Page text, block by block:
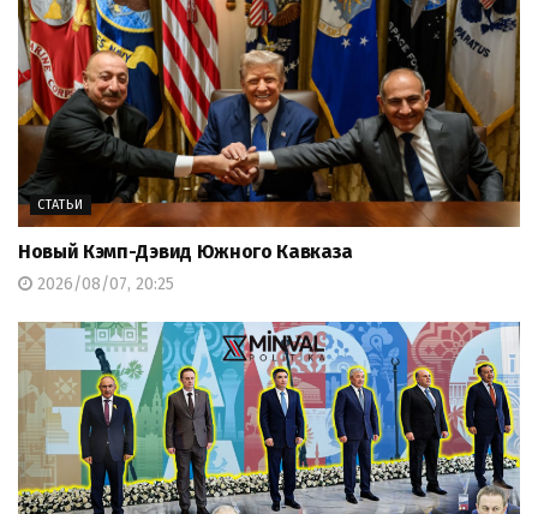
СТАТЬИ
Новый Кэмп-Дэвид Южного Кавказа
2026/08/07, 20:25